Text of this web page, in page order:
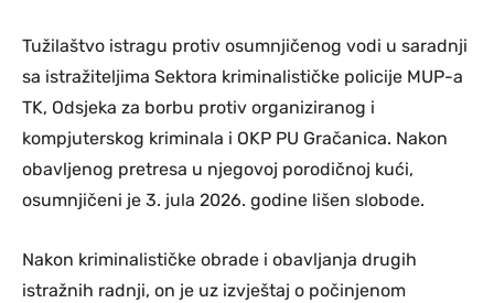
Tužilaštvo istragu protiv osumnjičenog vodi u saradnji
sa istražiteljima Sektora kriminalističke policije MUP-a
TK, Odsjeka za borbu protiv organiziranog i
kompjuterskog kriminala i OKP PU Gračanica. Nakon
obavljenog pretresa u njegovoj porodičnoj kući,
osumnjičeni je 3. jula 2026. godine lišen slobode.
Nakon kriminalističke obrade i obavljanja drugih
istražnih radnji, on je uz izvještaj o počinjenom